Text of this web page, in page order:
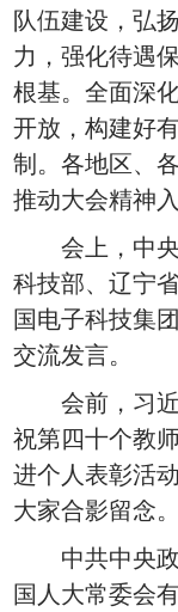
队伍建设，弘
力，强化待遇
根基。全面深
开放，构建好
制。各地区、
推动大会精神
会上，中央
科技部、辽宁
国电子科技集
交流发言。
会前，习近
祝第四十个教
进个人表彰活
大家合影留念。
中共中央政
国人大常委会